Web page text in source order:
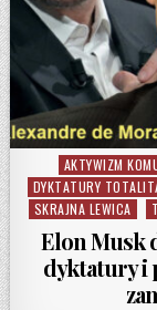
Posted in
AKTYWIZM
DYKTATURY
SKRAJNA LEWICA
Elon Musk
dyktatury i